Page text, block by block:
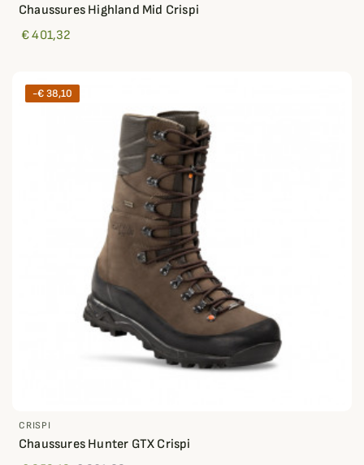
Chaussures Highland Mid Crispi
€ 401,32
-€ 38,10
CRISPI
Chaussures Hunter GTX Crispi